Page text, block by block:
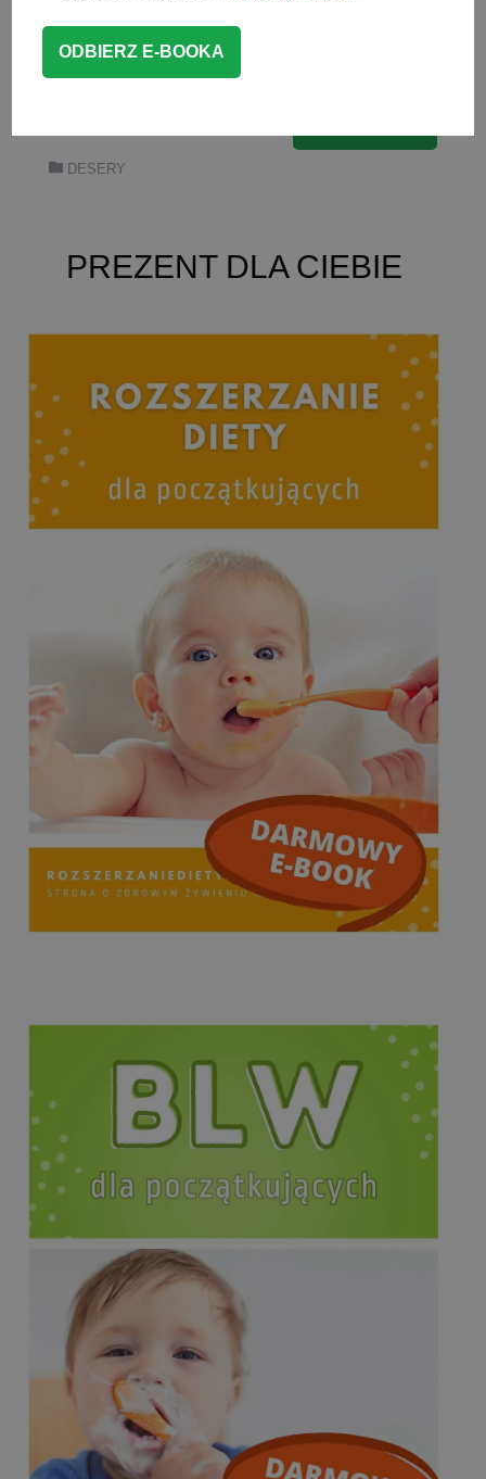
ciasto dla dzieci z alergią na jajka oraz
mleko. […]
DESERY
PREZENT DLA CIEBIE